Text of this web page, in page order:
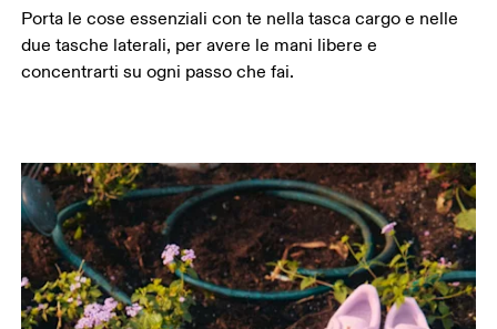
Porta le cose essenziali con te nella tasca cargo e nelle
due tasche laterali, per avere le mani libere e
concentrarti su ogni passo che fai.